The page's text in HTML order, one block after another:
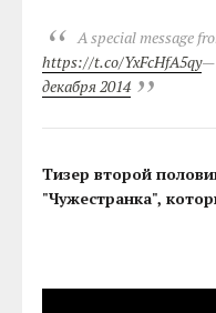
A special message
https://t.co/YxFcHfA5qy—
декабря 2014
Тизер второй
"Чужестранка",